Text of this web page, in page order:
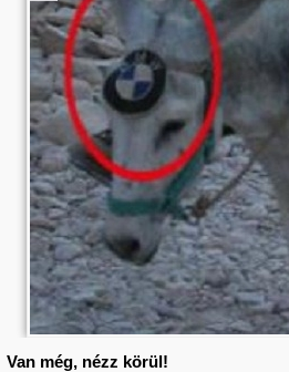
Van még, nézz körül!